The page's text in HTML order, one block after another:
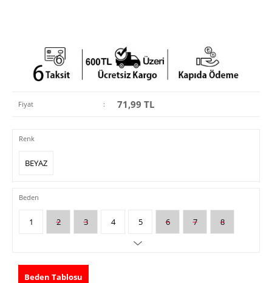
Fiyat : 71,99 TL
Renk
BEYAZ
Beden
1 2 3 4 5 6 7 8
Beden Tablosu